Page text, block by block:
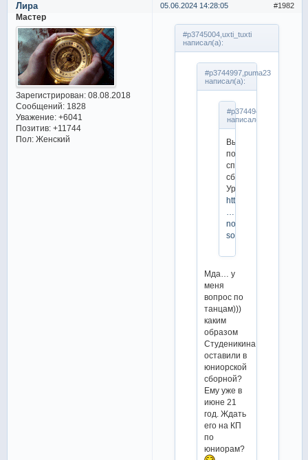
1982
05.06.2024 14:28:05
Лира
Мастер
Зарегистрирован: 08.08.2018
Сообщений:1828
Уважение: +6041
Позитив: +11744
Пол:Женский
#p3745004,uxti_tuxti
написал(а):
#p3744997,puma23
написал(а):
#p3744942,Мери
написал(а):
Выложили
полные
списки
сборной.
Ура!
https://fsrussia.ru/
noj-
sostav
Мда… у
меня
вопрос по
танцам)))
каким
образом
Студеникина
оставили в
юниорской
сборной?
Ему уже в
июне 21
год. Ждать
его на КП
по
юниорам?